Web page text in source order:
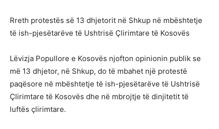
Rreth protestës së 13 dhjetorit në Shkup në mbështetje
të ish-pjesëtarëve të Ushtrisë Çlirimtare të Kosovës
Lëvizja Popullore e Kosovës njofton opinionin publik se
më 13 dhjetor, në Shkup, do të mbahet një protestë
paqësore në mbështetje të ish-pjesëtarëve të Ushtrisë
Çlirimtare të Kosovës dhe në mbrojtje të dinjitetit të
luftës çlirimtare.